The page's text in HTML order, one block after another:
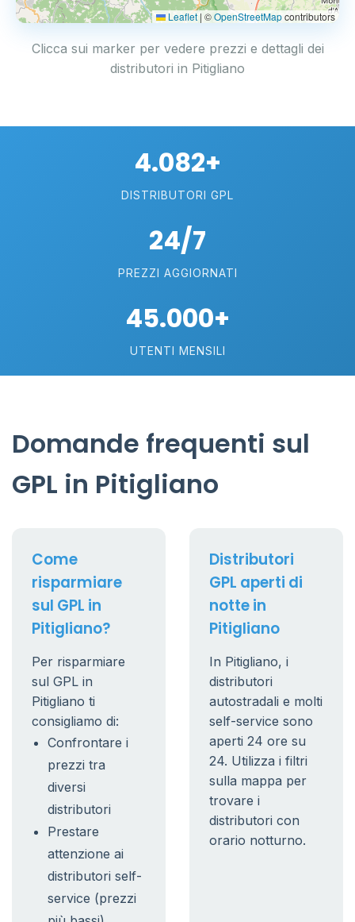
Leaflet | ©OpenStreetMapcontributors
Clicca sui marker per vedere prezzi e dettagli dei
distributori in Pitigliano
4.082+
DISTRIBUTORI GPL
24/7
PREZZI AGGIORNATI
45.000+
UTENTI MENSILI
Domande frequenti sul
GPL in Pitigliano
Come
risparmiare
sul GPL in
Pitigliano?
Per risparmiare
sul GPL in
Pitigliano ti
consigliamo di:
Confrontare i
prezzi tra
diversi
distributori
Prestare
attenzione ai
distributori self-
service (prezzi
Distributori
GPL aperti di
notte in
Pitigliano
In Pitigliano, i
distributori
autostradali e molti
self-service sono
aperti 24 ore su
24. Utilizza i filtri
sulla mappa per
trovare i
distributori con
orario notturno.